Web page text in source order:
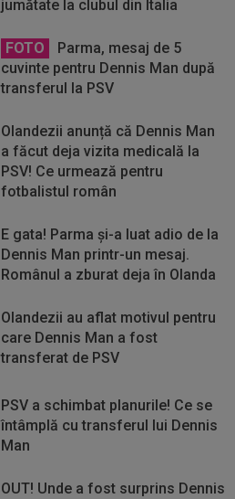
jumătate la clubul din Italia
FOTO
Parma, mesaj de 5
cuvinte pentru Dennis Man după
transferul la PSV
Olandezii anunță că Dennis Man
a făcut deja vizita medicală la
PSV! Ce urmează pentru
fotbalistul român
E gata! Parma și-a luat adio de la
Dennis Man printr-un mesaj.
Românul a zburat deja în Olanda
Olandezii au aflat motivul pentru
care Dennis Man a fost
transferat de PSV
PSV a schimbat planurile! Ce se
întâmplă cu transferul lui Dennis
Man
OUT! Unde a fost surprins Dennis